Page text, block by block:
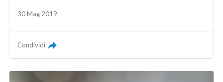
30 Mag 2019
Condividi